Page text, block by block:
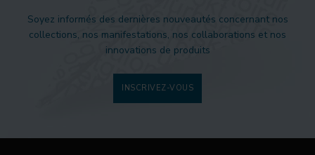
Soyez informés des dernières nouveautés concernant nos
collections, nos manifestations, nos collaborations et nos
innovations de produits
INSCRIVEZ-VOUS